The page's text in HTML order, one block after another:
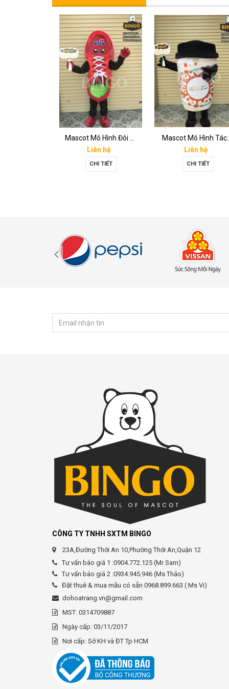
Liên hệ
CHI TIẾT
Liên hệ
CHI TIẾT
CÔNG TY TNHH SXTM BINGO
23A,Đường Thới An 10,Phường Thới An,Quận 12
Tư vấn báo giá 1 :0904.772.125 (Mr Sam)
Tư vấn báo giá 2 :0934.945.946 (Ms Thảo)
Đặt thuê & mua mẫu có sẵn 0968.899.663 ( Ms Vi)
dohoatrang.vn@gmail.com
MST: 0314709887
Ngày cấp: 03/11/2017
Nơi cấp: Sở KH và ĐT Tp HCM